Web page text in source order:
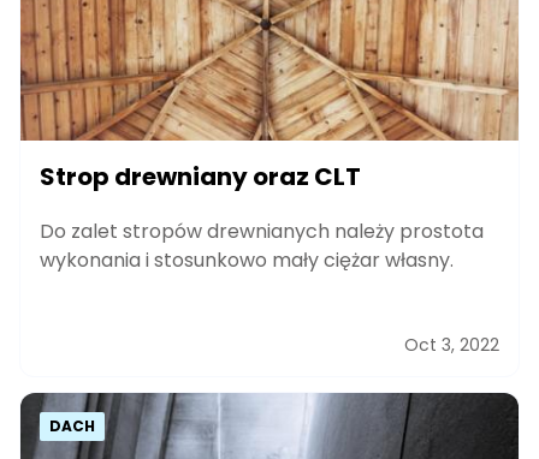
Strop drewniany oraz CLT
Do zalet stropów drewnianych należy prostota
wykonania i stosunkowo mały ciężar własny.
Oct 3, 2022
DACH